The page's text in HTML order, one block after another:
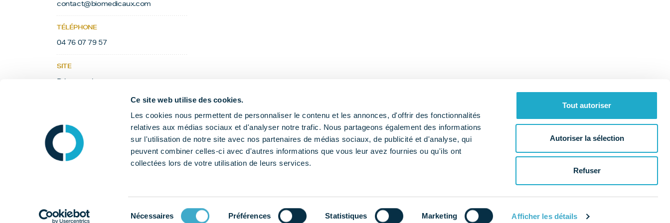
Ce site web utilise des cookies.
Les cookies nous permettent de personnaliser le contenu et les annonces, d'offrir des fonctionnalités
relatives aux médias sociaux et d'analyser notre trafic. Nous partageons également des informations
sur l'utilisation de notre site avec nos partenaires de médias sociaux, de publicité et d'analyse, qui
peuvent combiner celles-ci avec d'autres informations que vous leur avez fournies ou qu'ils ont
collectées lors de votre utilisation de leurs services.
Nécessaires Préférences Statistiques Marketing Afficher les détails
Tout autoriser
Autoriser la sélection
Refuser
contact@biomedicaux.com
TÉLÉPHONE
04 76 07 79 57
SITE
Découvrir le site
Publications Nos missions